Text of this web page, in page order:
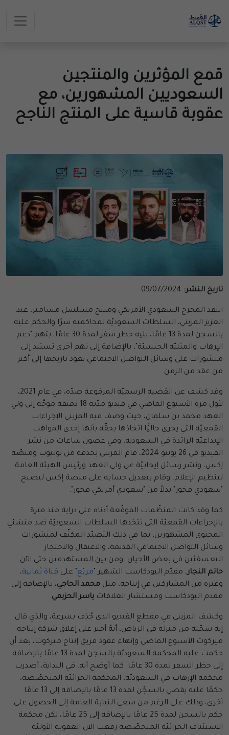
قمع المؤثرين والمنتجين
السعوديين المشهورين، مع
عقوبة قاسية على المنتج الناجح
تاريخ النشر:
انتقد المخرج السعودي الأمريكي ومنتج مسلسل مسامير، عبد
العزيز المزيني، السلطات السعوديّة لمحاكمته سرًا والحكم عليه
بالسجن لمدة 13 عامًا، يليه حظر سفر لمدة 30 عامًا، بتهم "دعم
الإرهاب والمثليّة الجنسيّة"، بالإضافة إلى تهم أخرى تستند إلى
منشورات على وسائل التواصل الاجتماعي يعود تاريخها إلى أكثر
من عقد من الزمن.
وقد كشف عن القضية الرسميّة المرفوعة ضدّه، في عام 2021،
لأول مرة الأسبوع الماضي في فيديو مدّته 18 دقيقة موجَّه إلى ولي
العهد محمد بن سلمان، حيث وصف فيه المزيني الإجراءات
القمعيّة التي يجري حاليًّا اتخاذها بحقّه بأنها إحدى المواهب
الإبداعيّة الرائدة في السعودية. وفي غضون ساعات من نشر
الفيديو في 26 يونيو 2024، قام المزيني بحذفه من يوتيوب ومنصّة
إكس، ونشر رسائل إيجابيّة عن ولي العهد ورئيس الهيئة العامة
لتنظيم الإعلام، وقام بتعديل حسابه على منصة إكس ليصبح
"سعودي فخور" بدلاً من "سعودي أمريكي فخور".
كما وقد كانت المنظّمات الموقّعة أدناه على دراية منذ فترة
بالإجراءات القمعيّة التي تتخذها السلطات السعوديّة ضد منشئي
المحتوى المشهورين، بما في ذلك التصيّد المكثّف لمنشورات
وسائل التواصل الاجتماعي القديمة، والاعتقال والاحتجاز
التعسفيّين في بعض الأحيان. ومن بين المستهدفين حتى الآن
حاتم النجار، مقدّم البودكاست الشهير " مربّع " على قناة ثمانية،
وغيره من المشاركين في إنتاجه، مثل محمد الحاجي، بالإضافة إلى
مقدم البودكاست ومستشار العلاقات ياسر الحزيمي.
وكشف المزيني في مقطع الفيديو الذي حُذف بسرعة، والذي قال
إنه سجّله من منزله في الرياض، أنهُ أجبر على إغلاق شركة إنتاجه
ميركوت الأسبوع الماضي وإنهاء عقود فريق إنتاج ميركوت، بعد أن
حكمت عليه المحكمة السعوديّة بالسجن لمدة 13 عامًا بالإضافة
إلى حظر السفر لمدة 30 عامًا. كما أوضح أنه، في البداية، أصدرت
محكمة الإرهاب في السعوديّة، المحكمة الجزائيّة المتخصّصة،
حكمًا عليه يقضي بالسجّن لمدة 13 عامًا بالإضافة إلى 13 عامًا
أخرى، وذلك على الرغم من سعي النيابة العامة إلى الحصول على
حكم بالسجن لمدة 25 عامًا بالإضافة إلى 25 عامًا، لكن محكمة
الاستئناف الجزائيّة المتخصّصة رفعت الآن العقوبة الأوليّة